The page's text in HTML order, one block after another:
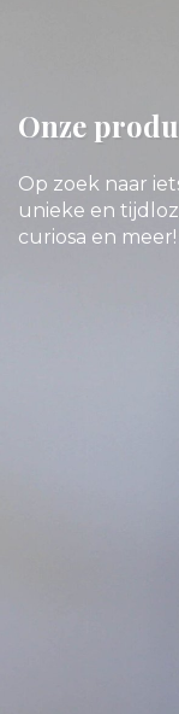
Onze
Op zoek naar
unieke en
curiosa en meer!